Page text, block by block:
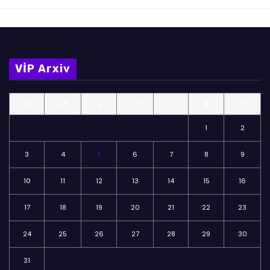
VİP Arxiv
1 2
3 4 5 6 7 8 9
10 11 12 13 14 15 16
17 18 19 20 21 22 23
24 25 26 27 28 29 30
31